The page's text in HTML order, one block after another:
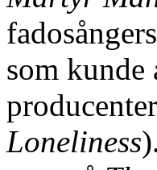
som kunde
Loneliness